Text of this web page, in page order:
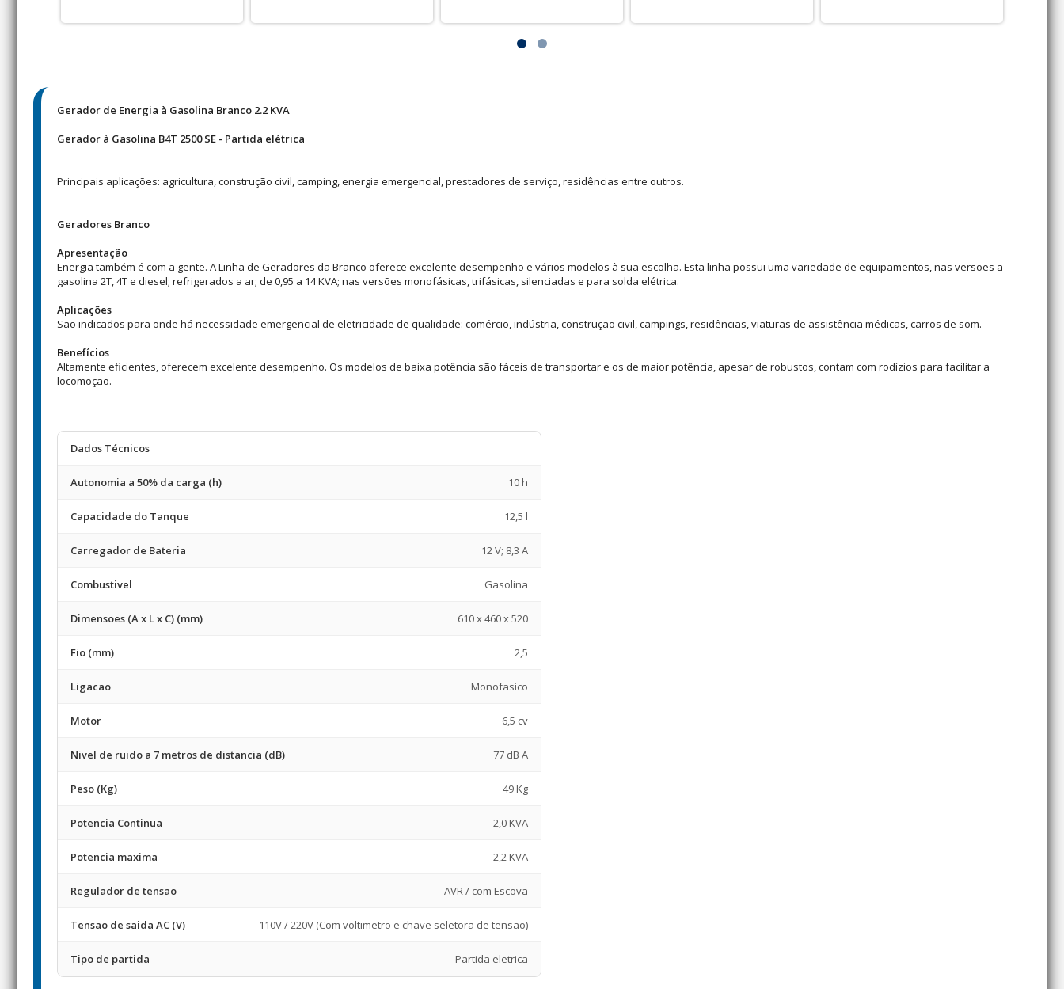
Gerador de Energia à Gasolina Branco 2.2 KVA
Gerador à Gasolina B4T 2500 SE - Partida elétrica
Principais aplicações: agricultura, construção civil, camping, energia emergencial, prestadores de serviço, residências entre outros.
Geradores Branco
Apresentação
Energia também é com a gente. A Linha de Geradores da Branco oferece excelente desempenho e vários modelos à sua escolha. Esta linha possui uma variedade de equipamentos, nas versões a
gasolina 2T, 4T e diesel; refrigerados a ar; de 0,95 a 14 KVA; nas versões monofásicas, trifásicas, silenciadas e para solda elétrica.
Aplicações
São indicados para onde há necessidade emergencial de eletricidade de qualidade: comércio, indústria, construção civil, campings, residências, viaturas de assistência médicas, carros de som.
Benefícios
Altamente eficientes, oferecem excelente desempenho. Os modelos de baixa potência são fáceis de transportar e os de maior potência, apesar de robustos, contam com rodízios para facilitar a
locomoção.
Dados Técnicos
Autonomia a 50% da carga (h) 10 h
Capacidade do Tanque 12,5 l
Carregador de Bateria 12 V; 8,3 A
Combustivel Gasolina
Dimensoes (A x L x C) (mm) 610 x 460 x 520
Fio (mm) 2,5
Ligacao Monofasico
Motor 6,5 cv
Nivel de ruido a 7 metros de distancia (dB) 77 dB A
Peso (Kg) 49 Kg
Potencia Continua 2,0 KVA
Potencia maxima 2,2 KVA
Regulador de tensao AVR / com Escova
Tensao de saida AC (V) 110V / 220V (Com voltimetro e chave seletora de tensao)
Tipo de partida Partida eletrica